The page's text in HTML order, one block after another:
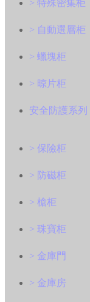
> 特殊密集柜
> 自動選層柜
> 蠟塊柜
> 晾片柜
安全防護系列
> 保險柜
> 防磁柜
> 槍柜
> 珠寶柜
> 金庫門
> 金庫房